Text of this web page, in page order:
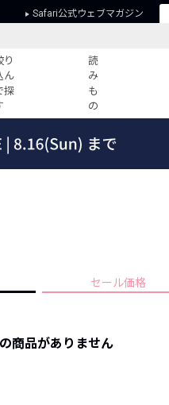
Safari公式ウェブマガジン
り
ん
探
読
み
も
の
プライバシーポリシー
セール価格
商品がありません